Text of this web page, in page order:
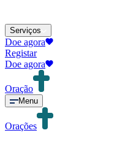
Serviços
Doe agora
Registar
Doe agora
Oração
Menu
Orações